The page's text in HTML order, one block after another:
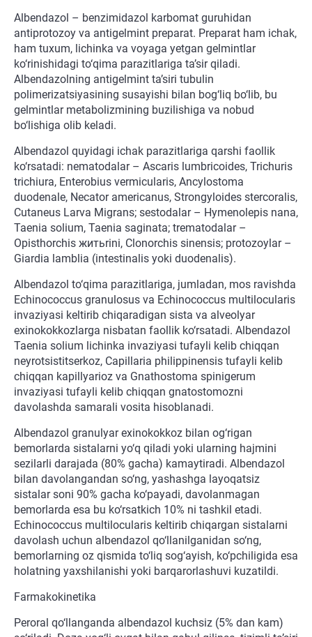
Albendazol – benzimidazol karbomat guruhidan
antiprotozoy va antigelmint preparat. Preparat ham ichak,
ham tuxum, lichinka va voyaga yetgan gelmintlar
ko‘rinishidagi to‘qima parazitlariga ta’sir qiladi.
Albendazolning antigelmint ta’siri tubulin
polimerizatsiyasining susayishi bilan bog‘liq bo‘lib, bu
gelmintlar metabolizmining buzilishiga va nobud
bo‘lishiga olib keladi.
Albendazol quyidagi ichak parazitlariga qarshi faollik
ko‘rsatadi: nematodalar – Ascaris lumbricoides, Trichuris
trichiura, Enterobius vermicularis, Ancylostoma
duodenale, Necator americanus, Strongyloides stercoralis,
Cutaneus Larva Migrans; sestodalar – Hymenolepis nana,
Taenia solium, Taenia saginata; trematodalar –
Opisthorchis житьrini, Clonorchis sinensis; protozoylar –
Giardia lamblia (intestinalis yoki duodenalis).
Albendazol to‘qima parazitlariga, jumladan, mos ravishda
Echinococcus granulosus va Echinococcus multilocularis
invaziyasi keltirib chiqaradigan sista va alveolyar
exinokokkozlarga nisbatan faollik ko‘rsatadi. Albendazol
Taenia solium lichinka invaziyasi tufayli kelib chiqqan
neyrotsistitserkoz, Capillaria philippinensis tufayli kelib
chiqqan kapillyarioz va Gnathostoma spinigerum
invaziyasi tufayli kelib chiqqan gnatostomozni
davolashda samarali vosita hisoblanadi.
Albendazol granulyar exinokokkoz bilan og‘rigan
bemorlarda sistalarni yo‘q qiladi yoki ularning hajmini
sezilarli darajada (80% gacha) kamaytiradi. Albendazol
bilan davolangandan so‘ng, yashashga layoqatsiz
sistalar soni 90% gacha ko‘payadi, davolanmagan
bemorlarda esa bu ko‘rsatkich 10% ni tashkil etadi.
Echinococcus multilocularis keltirib chiqargan sistalarni
davolash uchun albendazol qo‘llanilganidan so‘ng,
bemorlarning oz qismida to‘liq sog‘ayish, ko‘pchiligida esa
holatning yaxshilanishi yoki barqarorlashuvi kuzatildi.
Farmakokinetika
Peroral qo‘llanganda albendazol kuchsiz (5% dan kam)